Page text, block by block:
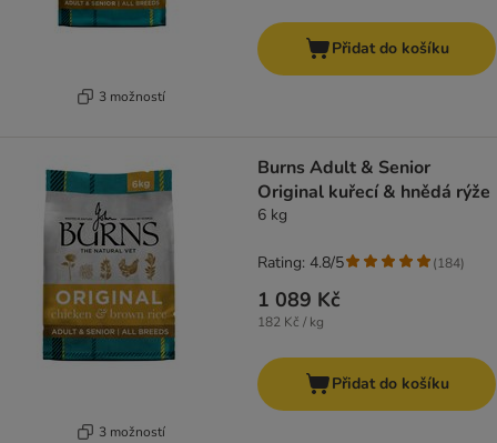
3 možností
Přidat do košíku
3 možností
Burns Adult & Senior
Original kuřecí & hnědá rýže
6 kg
1 089 Kč
182 Kč / kg
Rating: 4.8/5 (184)
Přidat do košíku